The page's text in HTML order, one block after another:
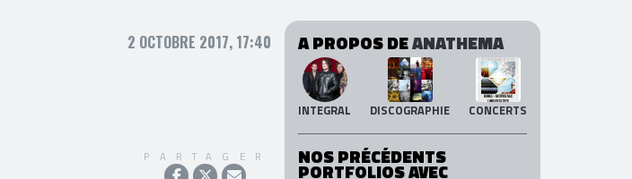
2 OCTOBRE 2017, 17:40
PARTAGER
A PROPOS DEANATHEMA
INTEGRAL DISCOGRAPHIE CONCERTS
NOS PRÉCÉDENTS
PORTFOLIOS AVEC